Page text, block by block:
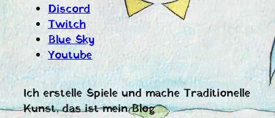
Discord
Twitch
Blue Sky
Youtube
Ich erstelle Spiele und mache Traditionelle
Kunst, das ist mein Blog